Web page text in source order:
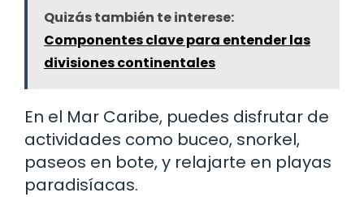
Quizás también te interese:
Componentes clave para entender las
divisiones continentales
En el Mar Caribe, puedes disfrutar de
actividades como buceo, snorkel,
paseos en bote, y relajarte en playas
paradisíacas.